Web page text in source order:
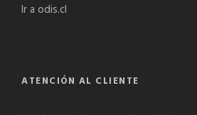
Ir a odis.cl
ATENCIÓN AL CLIENTE